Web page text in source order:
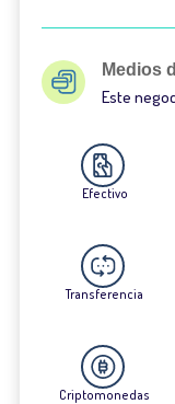
Medios
Este
Efectivo
Transferencia
Criptomonedas